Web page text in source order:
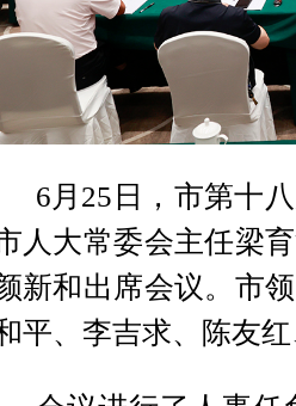
6月25日，市第十
人大常委会主任梁
新和出席会议。市
平、李吉求、陈友